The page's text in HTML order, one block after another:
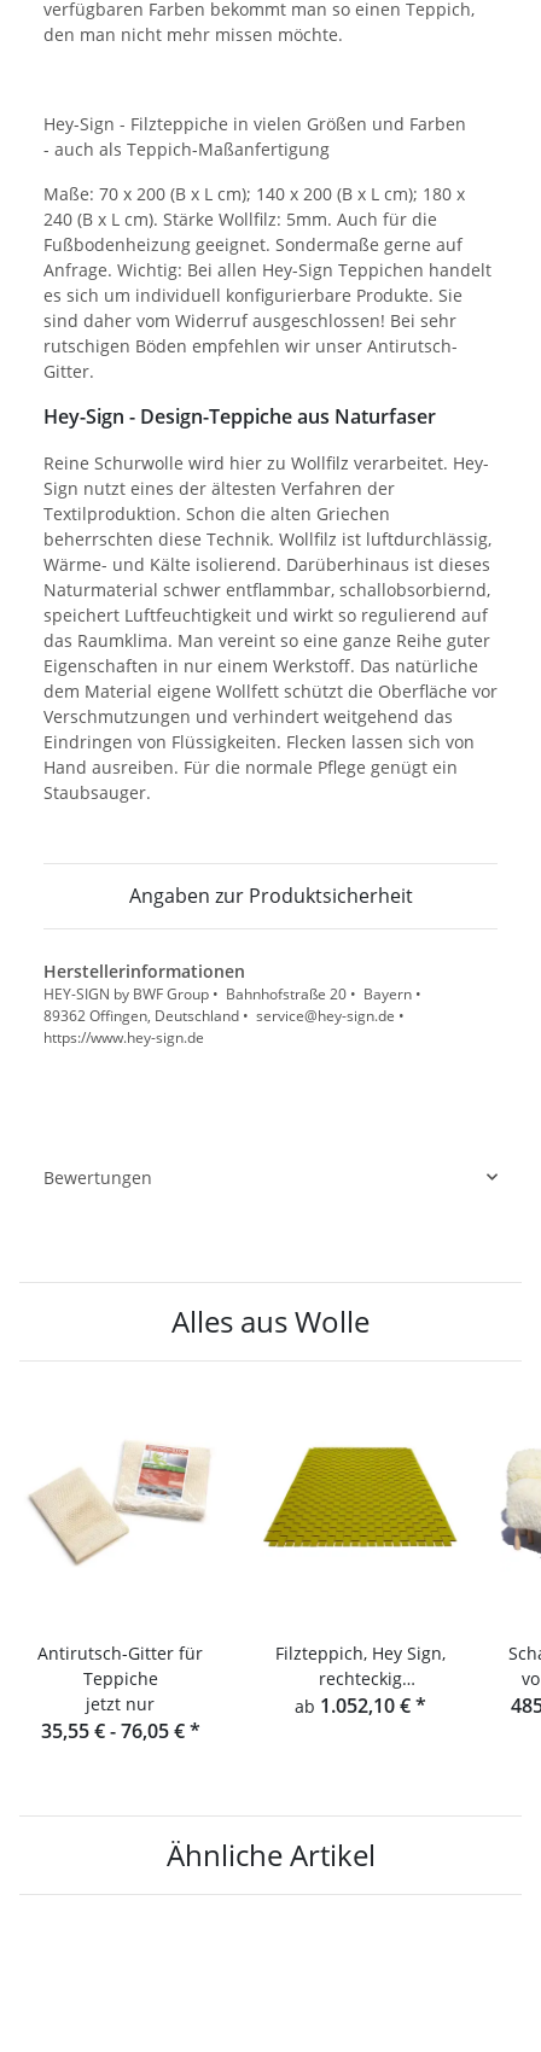
verfügbaren Farben bekommt man so einen Teppich,
den man nicht mehr missen möchte.
Hey-Sign - Filzteppiche in vielen Größen und Farben
- auch als Teppich-Maßanfertigung
Maße: 70 x 200 (B x L cm); 140 x 200 (B x L cm); 180 x
240 (B x L cm). Stärke Wollfilz: 5mm. Auch für die
Fußbodenheizung geeignet. Sondermaße gerne auf
Anfrage. Wichtig: Bei allen Hey-Sign Teppichen handelt
es sich um individuell konfigurierbare Produkte. Sie
sind daher vom Widerruf ausgeschlossen! Bei sehr
rutschigen Böden empfehlen wir unser Antirutsch-
Gitter.
Hey-Sign - Design-Teppiche aus Naturfaser
Reine Schurwolle wird hier zu Wollfilz verarbeitet. Hey-
Sign nutzt eines der ältesten Verfahren der
Textilproduktion. Schon die alten Griechen
beherrschten diese Technik. Wollfilz ist luftdurchlässig,
Wärme- und Kälte isolierend. Darüberhinaus ist dieses
Naturmaterial schwer entflammbar, schallobsorbiernd,
speichert Luftfeuchtigkeit und wirkt so regulierend auf
das Raumklima. Man vereint so eine ganze Reihe guter
Eigenschaften in nur einem Werkstoff. Das natürliche
dem Material eigene Wollfett schützt die Oberfläche vor
Verschmutzungen und verhindert weitgehend das
Eindringen von Flüssigkeiten. Flecken lassen sich von
Hand ausreiben. Für die normale Pflege genügt ein
Staubsauger.
Angaben zur Produktsicherheit
Herstellerinformationen
HEY-SIGN by BWF Group • Bahnhofstraße 20 • Bayern •
89362 Offingen, Deutschland • service@hey-sign.de •
https://www.hey-sign.de
Bewertungen
Alles aus Wolle
Antirutsch-Gitter für
Teppiche
jetzt nur
35,55 € -76,05 €*
Filzteppich, Hey Sign,
rechteckig
Teppichgeflecht 5
ab 1.052,10 €*
Ähnliche Artikel